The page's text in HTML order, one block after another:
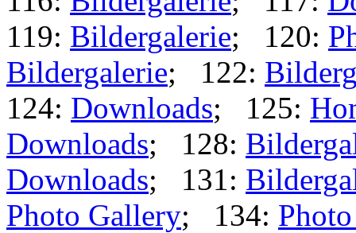
119: Bildergalerie; 120:
Bildergalerie; 122:
124: Downloads; 125:
Downloads; 128:
Downloads; 131:
Photo Gallery; 134: